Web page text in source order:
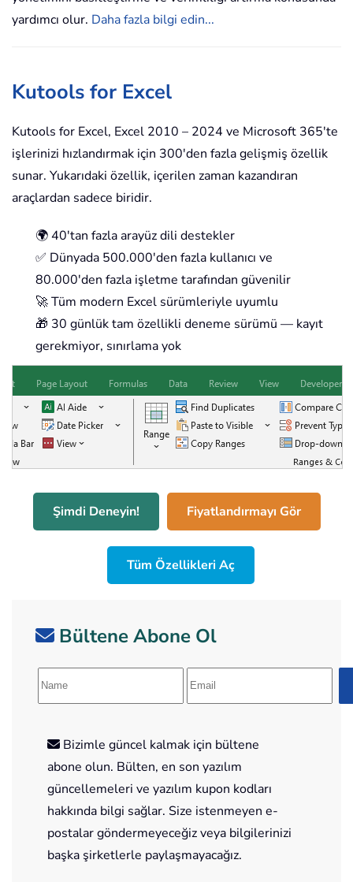
yardımcı olur. Daha fazla bilgi edin...
Kutools for Excel
Kutools for Excel, Excel 2010 – 2024 ve Microsoft 365'te
işlerinizi hızlandırmak için 300'den fazla gelişmiş özellik
sunar. Yukarıdaki özellik, içerilen zaman kazandıran
araçlardan sadece biridir.
🌍 40'tan fazla arayüz dili destekler
✅ Dünyada 500.000'den fazla kullanıcı ve
80.000'den fazla işletme tarafından güvenilir
🚀 Tüm modern Excel sürümleriyle uyumlu
🎁 30 günlük tam özellikli deneme sürümü — kayıt
gerekmiyor, sınırlama yok
Şimdi Deneyin! Fiyatlandırmayı Gör
Tüm Özellikleri Aç
Bültene Abone Ol
Bizimle güncel kalmak için bültene
abone olun. Bülten, en son yazılım
güncellemeleri ve yazılım kupon kodları
hakkında bilgi sağlar. Size istenmeyen e-
postalar göndermeyeceğiz veya bilgilerinizi
başka şirketlerle paylaşmayacağız.